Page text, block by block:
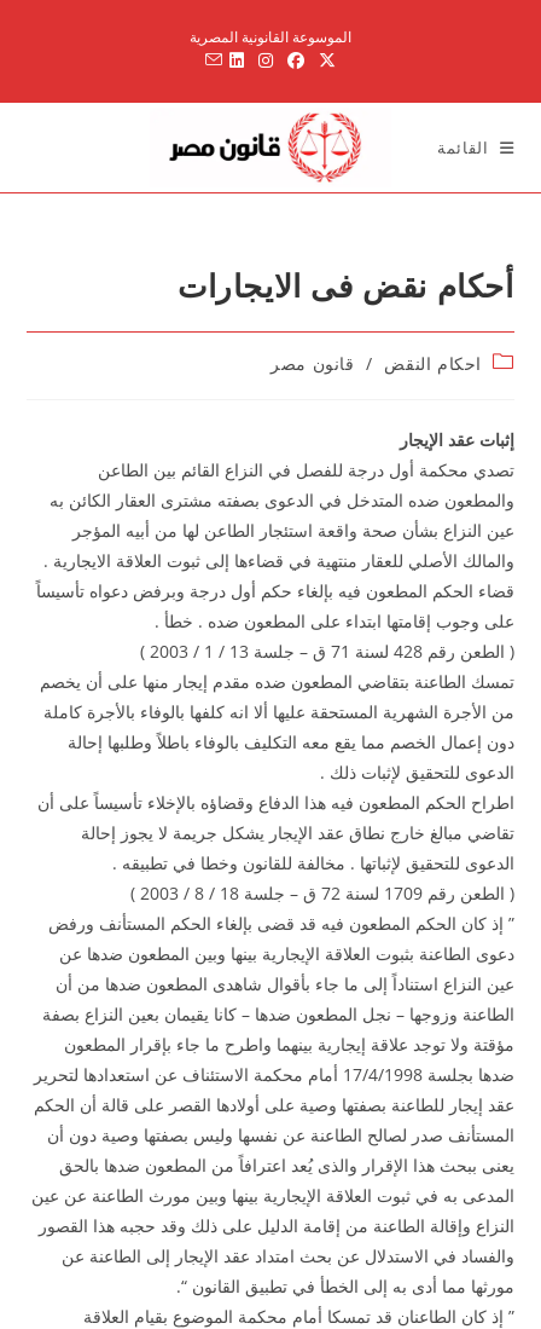
الموسوعة القانونية المصرية
القائمة
أحكام نقض فى الايجارات
Postاحكام النقض / قانون مصر
إثبات عقد الإيجار
تصدي محكمة أول درجة للفصل في النزاع القائم بين الطاعن
والمطعون ضده المتدخل في الدعوى بصفته مشترى العقار الكائن به
عين النزاع بشأن صحة واقعة استئجار الطاعن لها من أبيه المؤجر
والمالك الأصلي للعقار منتهية في قضاءها إلى ثبوت العلاقة الايجارية .
قضاء الحكم المطعون فيه بإلغاء حكم أول درجة وبرفض دعواه تأسيساً
على وجوب إقامتها ابتداء على المطعون ضده . خطأ .
( الطعن رقم 428 لسنة 71 ق – جلسة 13 / 1 / 2003 )
تمسك الطاعنة بتقاضي المطعون ضده مقدم إيجار منها على أن يخصم
من الأجرة الشهرية المستحقة عليها ألا انه كلفها بالوفاء بالأجرة كاملة
دون إعمال الخصم مما يقع معه التكليف بالوفاء باطلاً وطلبها إحالة
الدعوى للتحقيق لإثبات ذلك .
اطراح الحكم المطعون فيه هذا الدفاع وقضاؤه بالإخلاء تأسيساً على أن
تقاضي مبالغ خارج نطاق عقد الإيجار يشكل جريمة لا يجوز إحالة
الدعوى للتحقيق لإثباتها . مخالفة للقانون وخطا في تطبيقه .
( الطعن رقم 1709 لسنة 72 ق – جلسة 18 / 8 / 2003 )
” إذ كان الحكم المطعون فيه قد قضى بإلغاء الحكم المستأنف ورفض
دعوى الطاعنة بثبوت العلاقة الإيجارية بينها وبين المطعون ضدها عن
عين النزاع استناداً إلى ما جاء بأقوال شاهدى المطعون ضدها من أن
الطاعنة وزوجها – نجل المطعون ضدها – كانا يقيمان بعين النزاع بصفة
مؤقتة ولا توجد علاقة إيجارية بينهما واطرح ما جاء بإقرار المطعون
ضدها بجلسة 17/4/1998 أمام محكمة الاستئناف عن استعدادها لتحرير
عقد إيجار للطاعنة بصفتها وصية على أولادها القصر على قالة أن الحكم
المستأنف صدر لصالح الطاعنة عن نفسها وليس بصفتها وصية دون أن
يعنى ببحث هذا الإقرار والذى يُعد اعترافاً من المطعون ضدها بالحق
المدعى به في ثبوت العلاقة الإيجارية بينها وبين مورث الطاعنة عن عين
النزاع وإقالة الطاعنة من إقامة الدليل على ذلك وقد حجبه هذا القصور
والفساد في الاستدلال عن بحث امتداد عقد الإيجار إلى الطاعنة عن
مورثها مما أدى به إلى الخطأ في تطبيق القانون “.
” إذ كان الطاعنان قد تمسكا أمام محكمة الموضوع بقيام العلاقة